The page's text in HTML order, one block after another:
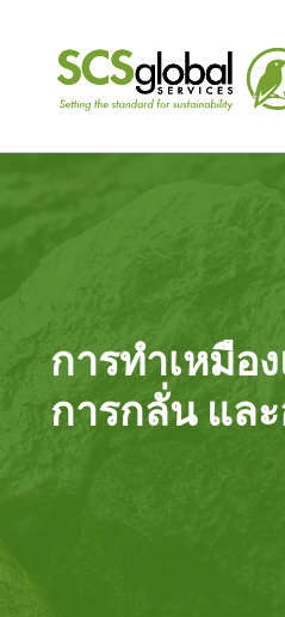
การทำเหมือ
การกลั่น แ